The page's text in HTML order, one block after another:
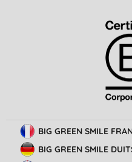
BIG GREEN SMILE
BIG GREEN SMILE